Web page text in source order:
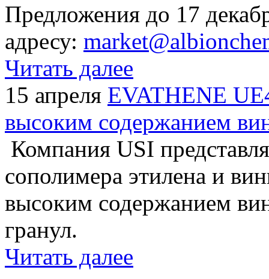
Предложения до 17
адресу:
Читать далее
15 апреля EVATHENE
высоким содержанием
Компания USI
сополимера этилена и
высоким содержанием
гранул.
Читать далее